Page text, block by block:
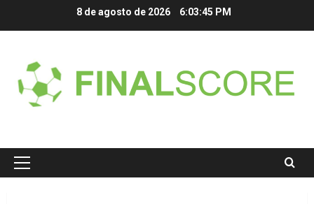
8 de agosto de 2026 6:03:45 PM
Menú